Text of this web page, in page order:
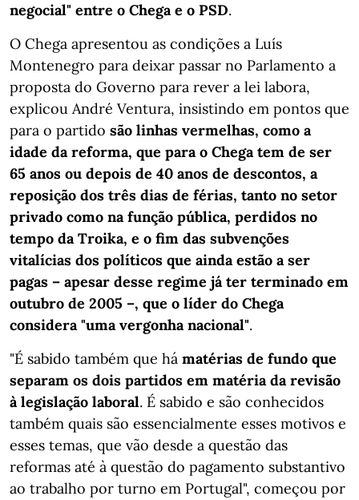
negocial" entre o Chega e o PSD.
O Chega apresentou as condições a Luís
Montenegro para deixar passar no Parlamento a
proposta do Governo para rever a lei labora,
explicou André Ventura, insistindo em pontos que
para o partido são linhas vermelhas, como a
idade da reforma, que para o Chega tem de ser
65 anos ou depois de 40 anos de descontos, a
reposição dos três dias de férias, tanto no setor
privado como na função pública, perdidos no
tempo da Troika, e o fim das subvenções
vitalícias dos políticos que ainda estão a ser
pagas – apesar desse regime já ter terminado em
outubro de 2005 –, que o líder do Chega
considera "uma vergonha nacional".
"É sabido também que há matérias de fundo que
separam os dois partidos em matéria da revisão
à legislação laboral. É sabido e são conhecidos
também quais são essencialmente esses motivos e
esses temas, que vão desde a questão das
reformas até à questão do pagamento substantivo
ao trabalho por turno em Portugal", começou por